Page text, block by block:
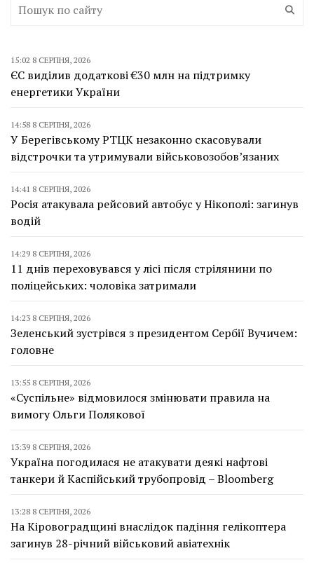
15:02 8 СЕРПНЯ, 2026
ЄС виділив додаткові €30 млн на підтримку
енергетики України
14:58 8 СЕРПНЯ, 2026
У Берегівському РТЦК незаконно скасовували
відстрочки та утримували військовозобов’язаних
14:41 8 СЕРПНЯ, 2026
Росія атакувала рейсовий автобус у Нікополі: загинув
водій
14:29 8 СЕРПНЯ, 2026
11 днів переховувався у лісі після стрілянини по
поліцейських: чоловіка затримали
14:23 8 СЕРПНЯ, 2026
Зеленський зустрівся з президентом Сербії Вучичем:
головне
13:55 8 СЕРПНЯ, 2026
«Суспільне» відмовилося змінювати правила на
вимогу Ольги Полякової
13:39 8 СЕРПНЯ, 2026
Україна погодилася не атакувати деякі нафтові
танкери й Каспійський трубопровід – Bloomberg
13:28 8 СЕРПНЯ, 2026
На Кіровоградщині внаслідок падіння гелікоптера
загинув 28-річний військовий авіатехнік